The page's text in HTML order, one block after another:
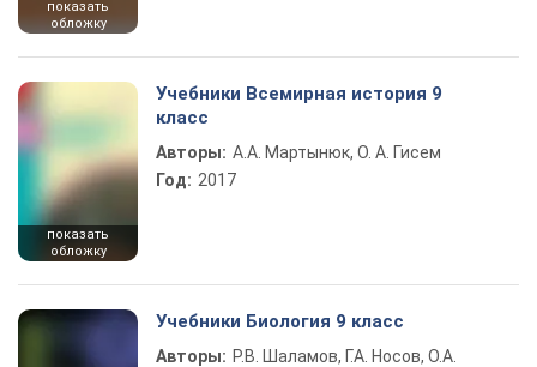
показать
обложку
показать
обложку
Учебники Всемирная история 9
класс
Авторы: А.А. Мартынюк, О. А. Гисем
Год: 2017
Учебники Биология 9 класс
Авторы: Р.В. Шаламов, Г.А. Носов, О.А.